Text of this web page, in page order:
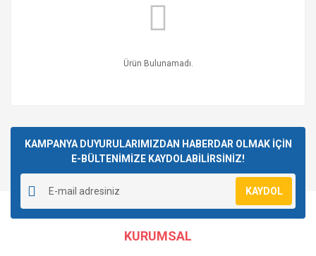
Ürün Bulunamadı.
KAMPANYA DUYURULARIMIZDAN HABERDAR OLMAK İÇİN
E-BÜLTENİMİZE KAYDOLABİLİRSİNİZ!
KAYDOL
KURUMSAL